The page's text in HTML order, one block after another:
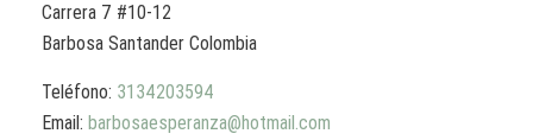
Carrera 7 #10-12
Barbosa Santander Colombia
Teléfono: 3134203594
Email: barbosaesperanza@hotmail.com